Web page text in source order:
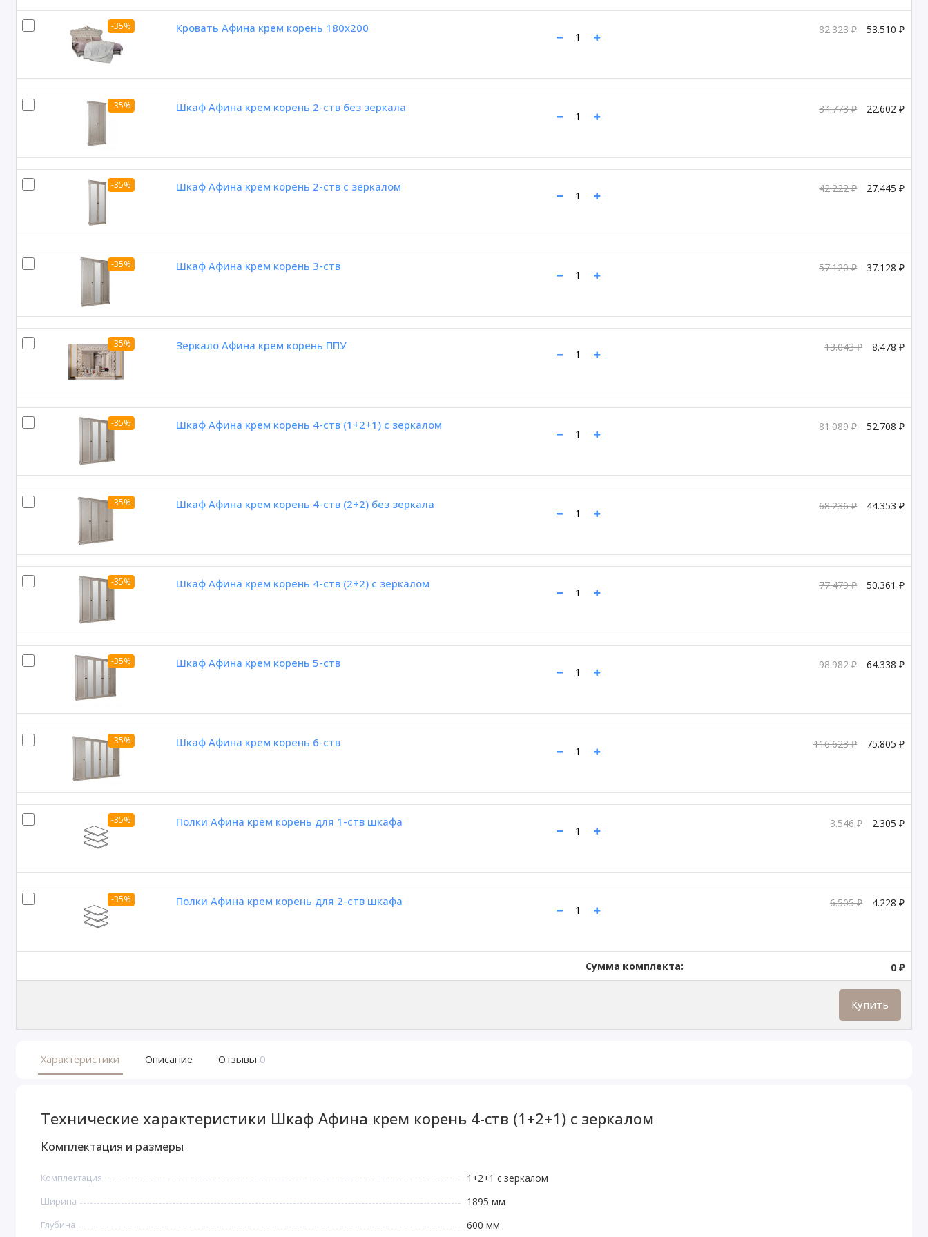
-35% Кровать Афина крем корень 180х200 82.323 ₽ 53.510 ₽
-35% Шкаф Афина крем корень 2-ств без зеркала 34.773 ₽ 22.602 ₽
-35% Шкаф Афина крем корень 2-ств с зеркалом 42.222 ₽ 27.445 ₽
-35% Шкаф Афина крем корень 3-ств 57.120 ₽ 37.128 ₽
-35% Зеркало Афина крем корень ППУ 13.043 ₽ 8.478 ₽
-35% Шкаф Афина крем корень 4-ств (1+2+1) с зеркалом 81.089 ₽ 52.708 ₽
-35% Шкаф Афина крем корень 4-ств (2+2) без зеркала 68.236 ₽ 44.353 ₽
-35% Шкаф Афина крем корень 4-ств (2+2) с зеркалом 77.479 ₽ 50.361 ₽
-35% Шкаф Афина крем корень 5-ств 98.982 ₽ 64.338 ₽
-35% Шкаф Афина крем корень 6-ств 116.623 ₽ 75.805 ₽
-35% Полки Афина крем корень для 1-ств шкафа 3.546 ₽ 2.305 ₽
-35% Полки Афина крем корень для 2-ств шкафа 6.505 ₽ 4.228 ₽
Сумма комплекта: 0 ₽
Купить
Характеристики Описание Отзывы 0
Технические характеристики Шкаф Афина крем корень 4-ств (1+2+1) с зеркалом
Комплектация и размеры
Комплектация 1+2+1 с зеркалом
Ширина 1895 мм
Глубина 600 мм